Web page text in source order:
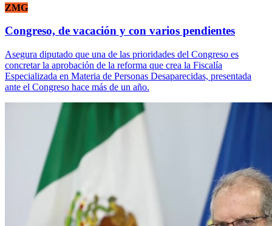
ZMG
Congreso, de vacación y con varios pendientes
Asegura diputado que una de las prioridades del Congreso es
concretar la aprobación de la reforma que crea la Fiscalía
Especializada en Materia de Personas Desaparecidas, presentada
ante el Congreso hace más de un año.